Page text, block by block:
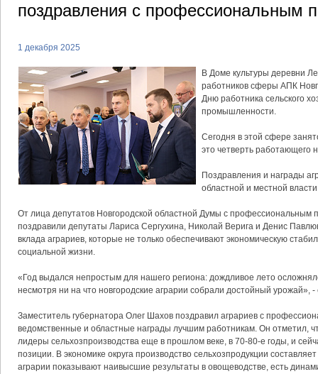
поздравления с профессиональным
1 декабря 2025
В Доме культуры деревни
работников сферы АПК
Дню работника сельского
промышленности.
Сегодня в этой сфере
это четверть работающего
Поздравления и награды
областной и местной
От лица депутатов Новгородской областной Думы с профессиональным
поздравили депутаты Лариса Сергухина, Николай Верига и Денис
вклада аграриев, которые не только обеспечивают экономическую
социальной жизни.
«Год выдался непростым для нашего региона: дождливое лето
несмотря ни на что новгородские аграрии собрали достойный урожай»,
Заместитель губернатора Олег Шахов поздравил аграриев с
ведомственные и областные награды лучшим работникам. Он отметил,
лидеры сельхозпроизводства еще в прошлом веке, в 70-80-е годы, и
позиции. В экономике округа производство сельхозпродукции
аграрии показывают наивысшие результаты в овощеводстве, есть